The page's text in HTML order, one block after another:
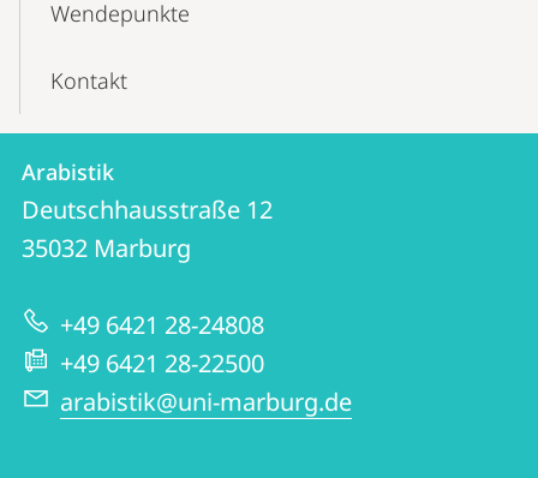
Wendepunkte
Kontakt
Kontakt
und
Informationen
zur
Website
Kontaktinformationen
Arabistik
Arabistik
Deutschhausstraße 12
35032 Marburg
+49 6421 28-24808
+49 6421 28-22500
arabistik@uni-marburg.de